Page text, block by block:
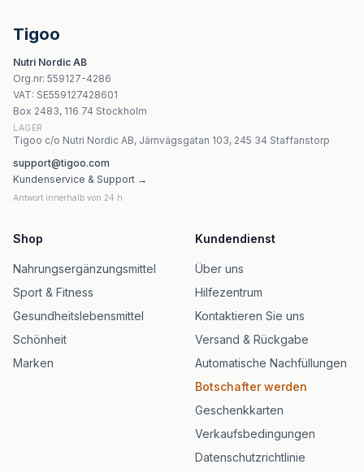
Yango Nucleotide Complex - 30 kapslar
Amix Diosgen Stimulator 100 kapslar
Vitaking D-Mannose Pure Powder 100g
Cytoplan Male Fertility Support – 90 vegetariska kapslar
Tigoo
Nutri Nordic AB
Org.nr: 559127-4286
VAT: SE559127428601
Box 2483, 116 74 Stockholm
LAGER
Tigoo c/o Nutri Nordic AB, Järnvägsgatan 103, 245 34 Staffanstorp
support@tigoo.com
Kundenservice & Support →
Antwort innerhalb von 24 h
Shop
Nahrungsergänzungsmittel
Sport & Fitness
Gesundheitslebensmittel
Schönheit
Marken
Kundendienst
Über uns
Hilfezentrum
Kontaktieren Sie uns
Versand & Rückgabe
Automatische Nachfüllungen
Botschafter werden
Geschenkkarten
Verkaufsbedingungen
Datenschutzrichtlinie